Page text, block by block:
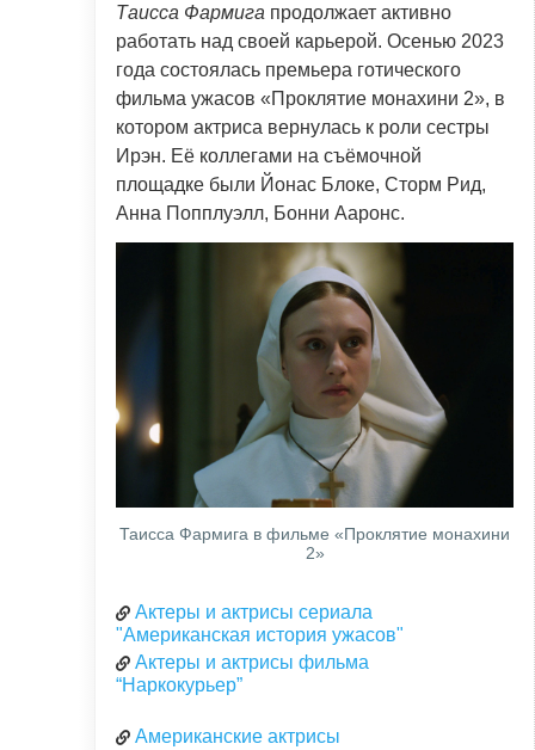
Таисса Фармига продолжает активно
работать над своей карьерой. Осенью 2023
года состоялась премьера готического
фильма ужасов «Проклятие монахини 2», в
котором актриса вернулась к роли сестры
Ирэн. Её коллегами на съёмочной
площадке были Йонас Блоке, Сторм Рид,
Анна Попплуэлл, Бонни Ааронс.
Таисса Фармига в фильме «Проклятие монахини
2»
Актеры и актрисы сериала
"Американская история ужасов"
Актеры и актрисы фильма
“Наркокурьер”
Американские актрисы